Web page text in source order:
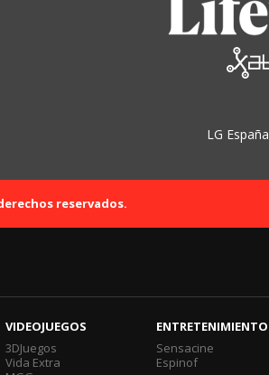
LG España
reservados.
VIDEOJUEGOS
3DJuegos
Vida Extra
ENTRETENIMIENTO
Sensacine
Espinof